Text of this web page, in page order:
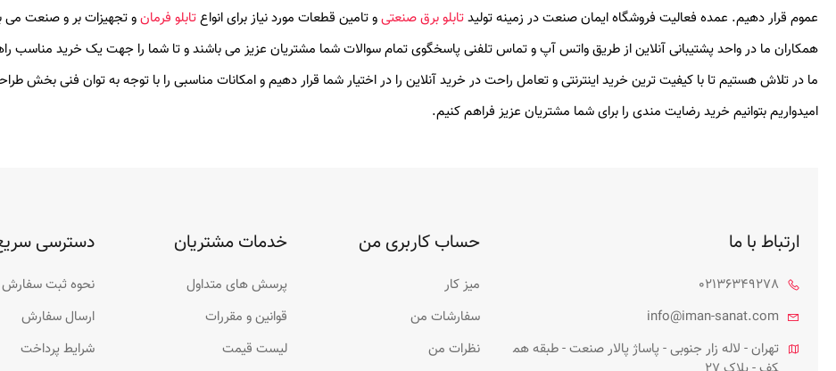
عموم قرار دهیم. عمده فعالیت فروشگاه ایمان صنعت در زمینه تولیدتابلو برق صنعتیو تامین قطعات مورد نیاز برای انواعتابلو فرمانو تجهیزات بر و صنعت می
همکاران ما در واحد پشتیبانی آنلاین از طریق واتس آپ و تماس تلفنی پاسخگوی تمام سوالات شما مشتریان عزیز می باشند و تا شما را جهت یک خرید مناسب
ما در تلاش هستیم تا با کیفیت ترین خرید اینترنتی و تعامل راحت در خرید آنلاین را در اختیار شما قرار دهیم و امکانات مناسبی را با توجه به توان فنی بخش
امیدواریم بتوانیم خرید رضایت مندی را برای شما مشتریان عزیز فراهم کنیم.
ارتباط با ما
02136349278
info@iman-sanat.com
تهران - لاله زار جنوبی - پاساژ پالار صنعت - طبقه هم
حساب کاربری من
میز کار
سفارشات من
نظرات من
خدمات مشتریان
پرسش های متداول
قوانین و مقررات
لیست قیمت
دسترسی
نحوه ثبت سفارش
ارسال سفارش
شرایط پرداخت